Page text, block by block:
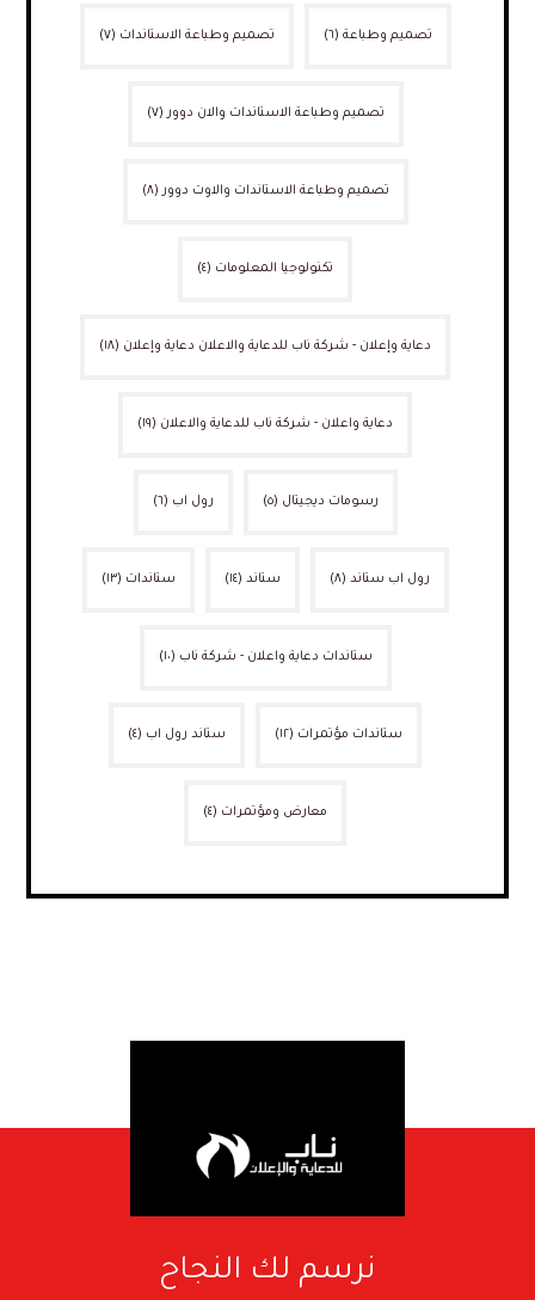
تصميم وطباعة (٦) تصميم وطباعة الاستاندات (٧)
تصميم وطباعة الاستاندات والان دوور (٧)
تصميم وطباعة الاستاندات والاوت دوور (٨)
تكنولوجيا المعلومات (٤)
دعاية وإعلان - شركة ناب للدعاية والاعلان دعاية وإعلان (١٨)
دعاية واعلان - شركة ناب للدعاية والاعلان (١٩)
رسومات ديجيتال (٥) رول اب (٦)
رول اب ستاند (٨) ستاند (١٤) ستاندات (١٣)
ستاندات دعاية واعلان - شركة ناب (١٠)
ستاندات مؤتمرات (١٢) ستاند رول اب (٤)
معارض ومؤتمرات (٤)
نرسم لك النجاح